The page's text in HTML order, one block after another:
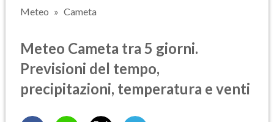
Meteo Cameta
Meteo Cameta tra 5 giorni.
Previsioni del tempo,
precipitazioni, temperatura e venti